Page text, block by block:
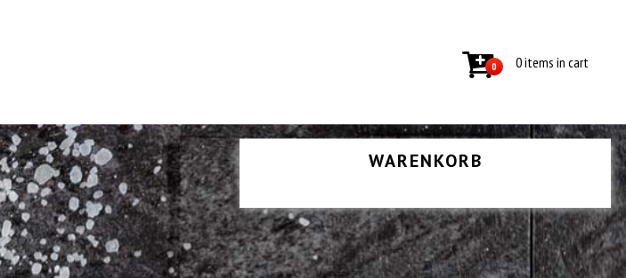
0 0 items in cart
WARENKORB